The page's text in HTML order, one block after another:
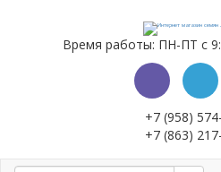
Время работы: ПН-ПТ с
+7 (958)
+7 (863)